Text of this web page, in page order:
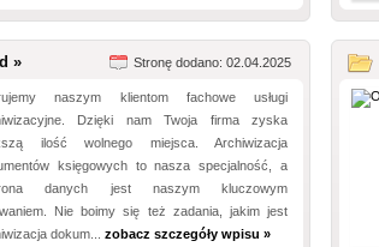
» Stronę dodano: 02.04.2025
naszym klientom fachowe usługi
Dzięki nam Twoja firma zyska
ilość wolnego miejsca. Archiwizacja
księgowych to nasza specjalność, a
danych jest naszym kluczowym
Nie boimy się też zadania, jakim jest
dokum... zobacz szczegóły wpisu »